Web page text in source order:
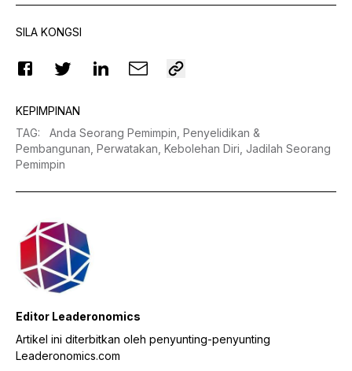
SILA KONGSI
KEPIMPINAN
TAG: Anda Seorang Pemimpin, Penyelidikan &
Pembangunan, Perwatakan, Kebolehan Diri, Jadilah Seorang
Pemimpin
Editor Leaderonomics
Artikel ini diterbitkan oleh penyunting-penyunting
Leaderonomics.com